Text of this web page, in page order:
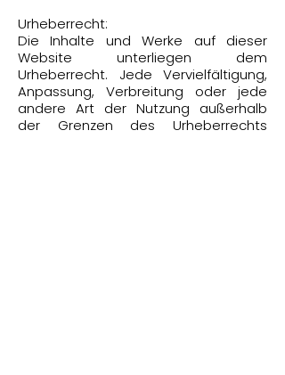
Urheberrecht:
Die Inhalte und Werke auf dieser
Website unterliegen dem
Urheberrecht. Jede Vervielfältigung,
Anpassung, Verbreitung oder jede
andere Art der Nutzung außerhalb
der Grenzen des Urheberrechts